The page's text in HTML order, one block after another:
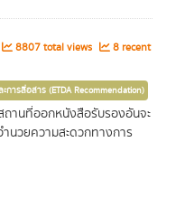
8807 total views
8 recent
การสื่อสาร (ETDA Recommendation)
ถานที่ออกหนังสือรับรองอันจะ
นวยความสะดวกทางการ